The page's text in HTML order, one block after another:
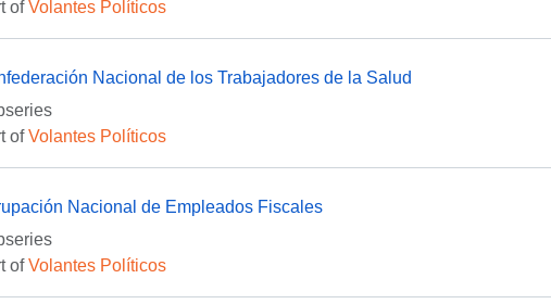
ofVolantes Políticos
Nacional de los Trabajadores de la Salud
ofVolantes Políticos
Nacional de Empleados Fiscales
ofVolantes Políticos